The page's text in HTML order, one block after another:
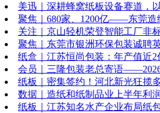
美迅｜深耕蜂窝纸板设备赛道，
聚焦｜680家、1200亿——东莞造
关注｜京山轻机荣登智能工厂非
聚焦｜东莞市银洲环保包装诚聘
纸盒｜江苏恒尚包装：年产值近2
会员｜三隆包装老总寄语
纸板｜密集签约！河北新光狂揽
数据｜造纸和纸制品业上半年利
纸板｜江苏知名水产企业布局纸